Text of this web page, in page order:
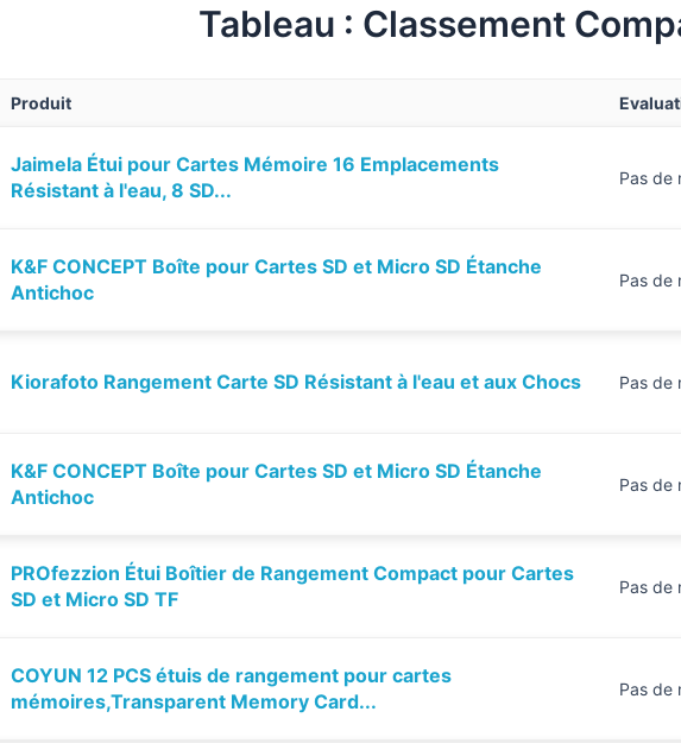
Tableau : Classement
Produit
Jaimela Étui pour Cartes Mémoire 16 Emplacements
Résistant à l'eau, 8 SD...
Pas de
K&F CONCEPT Boîte pour Cartes SD et Micro SD Étanche
Antichoc
Pas de
Kiorafoto Rangement Carte SD Résistant à l'eau et aux Chocs Pas de
K&F CONCEPT Boîte pour Cartes SD et Micro SD Étanche
Antichoc
Pas de
PROfezzion Étui Boîtier de Rangement Compact pour Cartes
SD et Micro SD TF
Pas de
COYUN 12 PCS étuis de rangement pour cartes
mémoires,Transparent Memory Card...
Pas de